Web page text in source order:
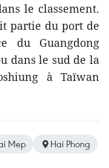
le classement.
partie du port de
du Guangdong
dans le sud de la
à Taïwan
Mep
Hai Phong